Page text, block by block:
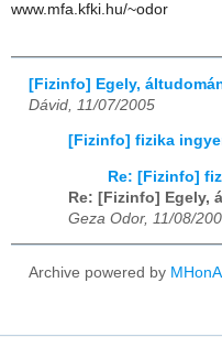
www.mfa.kfki.hu/~odor
[Fizinfo] Egely,
Dávid, 11/07/2005
[Fizinfo] fizika
Re: [Fizinfo]
Re: [Fizinfo] Egely,
Geza Odor, 11/08/
Archive powered by